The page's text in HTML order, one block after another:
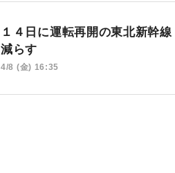
１４日に運転再開の東北新幹
減らす
4/8 (金) 16:35